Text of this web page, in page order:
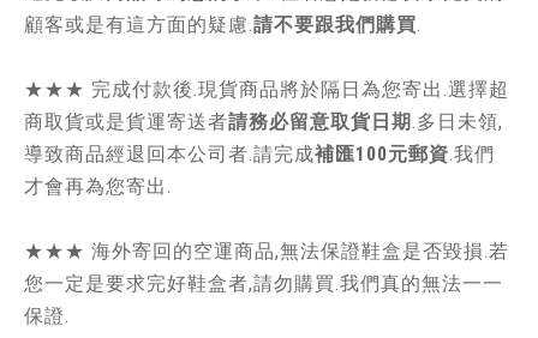
顧客或是有這方面的疑慮.請不要跟我們購買.
★★★ 完成付款後.現貨商品將於隔日為您寄出.選擇超
商取貨或是貨運寄送者請務必留意取貨日期.多日未領,
導致商品經退回本公司者.請完成補匯100元郵資.我們
才會再為您寄出.
★★★ 海外寄回的空運商品,無法保證鞋盒是否毀損.若
您一定是要求完好鞋盒者,請勿購買.我們真的無法一一
保證.